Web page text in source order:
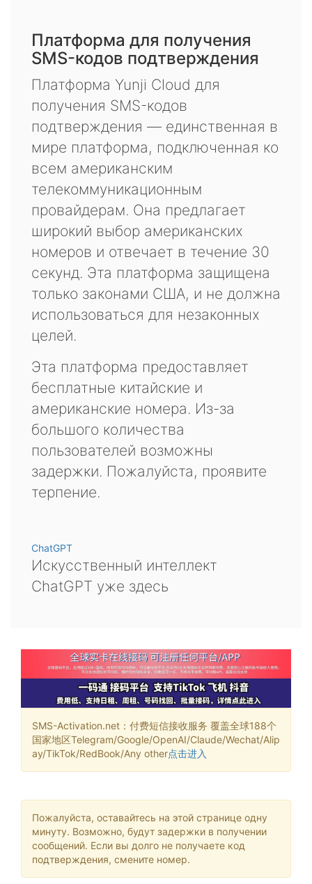
Платформа для получения
SMS-кодов подтверждения
Платформа Yunji Cloud для
получения SMS-кодов
подтверждения — единственная в
мире платформа, подключенная ко
всем американским
телекоммуникационным
провайдерам. Она предлагает
широкий выбор американских
номеров и отвечает в течение 30
секунд. Эта платформа защищена
только законами США, и не должна
использоваться для незаконных
целей.
Эта платформа предоставляет
бесплатные китайские и
американские номера. Из-за
большого количества
пользователей возможны
задержки. Пожалуйста, проявите
терпение.
ChatGPT
Искусственный интеллект
ChatGPT уже здесь
SMS-Activation.net：付费短信接收服务 覆盖全球188个
国家地区Telegram/Google/OpenAI/Claude/Wechat/Alip
ay/TikTok/RedBook/Any other点击进入
Пожалуйста, оставайтесь на этой странице одну
минуту. Возможно, будут задержки в получении
сообщений. Если вы долго не получаете код
подтверждения, смените номер.